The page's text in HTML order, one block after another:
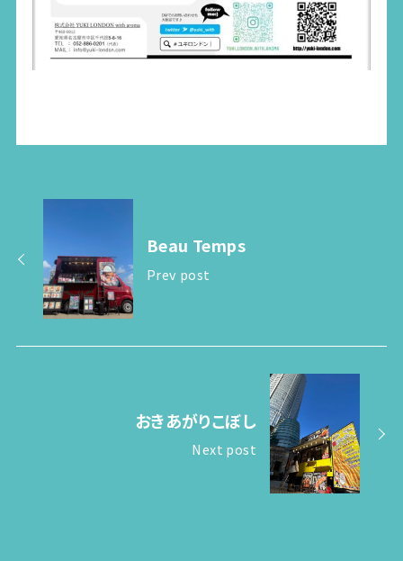
Beau Temps
Prev post
おきあがりこぼし
Next post